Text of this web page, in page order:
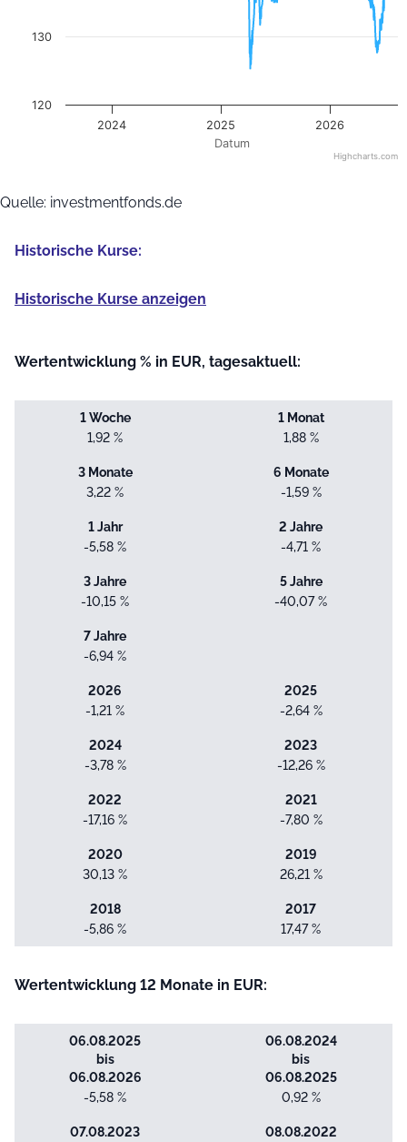
Datum
2024 2025 2026
120
130
Highcharts.com
Quelle: investmentfonds.de
Historische Kurse:
Historische Kurse anzeigen
Wertentwicklung % in EUR, tagesaktuell:
1 Woche
1,92 %
1 Monat
1,88 %
3 Monate
3,22 %
6 Monate
-1,59 %
1 Jahr
-5,58 %
2 Jahre
-4,71 %
3 Jahre
-10,15 %
5 Jahre
-40,07 %
7 Jahre
-6,94 %
2026
-1,21 %
2025
-2,64 %
2024
-3,78 %
2023
-12,26 %
2022
-17,16 %
2021
-7,80 %
2020
30,13 %
2019
26,21 %
2018
-5,86 %
2017
17,47 %
Wertentwicklung 12 Monate in EUR:
06.08.2025
bis
06.08.2026
-5,58 %
06.08.2024
bis
06.08.2025
0,92 %
07.08.2023
08.08.2022